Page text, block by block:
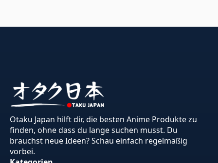
Otaku Japan hilft dir, die besten Anime Produkte zu
finden, ohne dass du lange suchen musst. Du
brauchst neue Ideen? Schau einfach regelmäßig
vorbei.